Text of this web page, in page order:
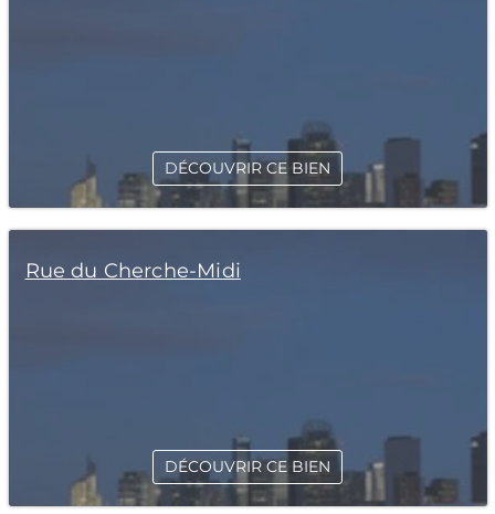
DÉCOUVRIR CE BIEN
Rue du Cherche-Midi
DÉCOUVRIR CE BIEN